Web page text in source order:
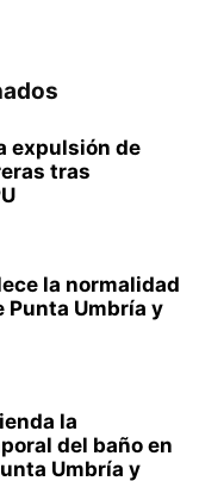
expulsión de
tras
la normalidad
Punta Umbría y
la
del baño en
Umbría y